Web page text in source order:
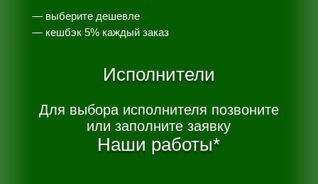
— выберите дешевле
— кешбэк 5% каждый заказ
Исполнители
Для выбора исполнителя позвоните
или заполните заявку
Наши работы*